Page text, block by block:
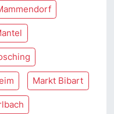
Markt Bibart